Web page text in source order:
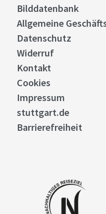
Bilddatenbank
Allgemeine
Datenschutz
Widerruf
Kontakt
Cookies
Impressum
stuttgart.de
Barrierefreiheit